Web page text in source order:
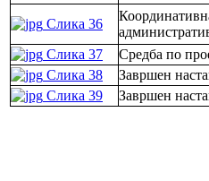
Слика 36
Слика 37
Средба по
Слика 38
Завршен
Слика 39
Завршен